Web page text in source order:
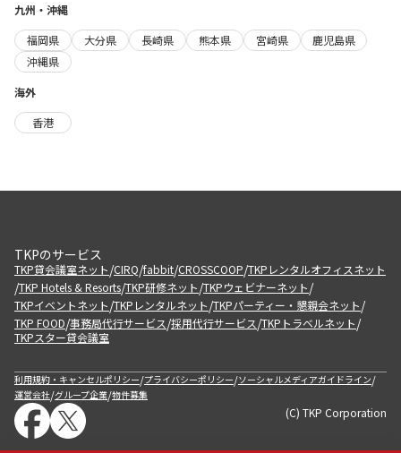
九州・沖縄
福岡県
大分県 長崎県 熊本県 宮崎県
鹿児島県
沖縄県
海外
香港
TKPのサービス
TKP貸会議室ネット/CIRQ/fabbit/CROSSCOOP/TKPレンタルオフィスネット
/TKP Hotels & Resorts/TKP研修ネット/TKPウェビナーネット/
TKPイベントネット/TKPレンタルネット/TKPパーティー・懇親会ネット/
TKP FOOD/事務局代行サービス/採用代行サービス/TKPトラベルネット/
TKPスター貸会議室
利用規約・キャンセルポリシー/プライバシーポリシー/ソーシャルメディアガイドライン/
運営会社/グループ企業/物件募集
(C) TKP Corporation